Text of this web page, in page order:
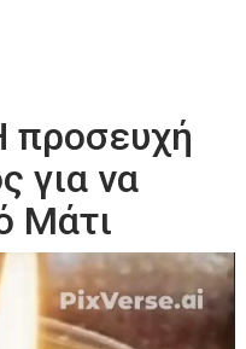
προσευχή
για να
Μάτι